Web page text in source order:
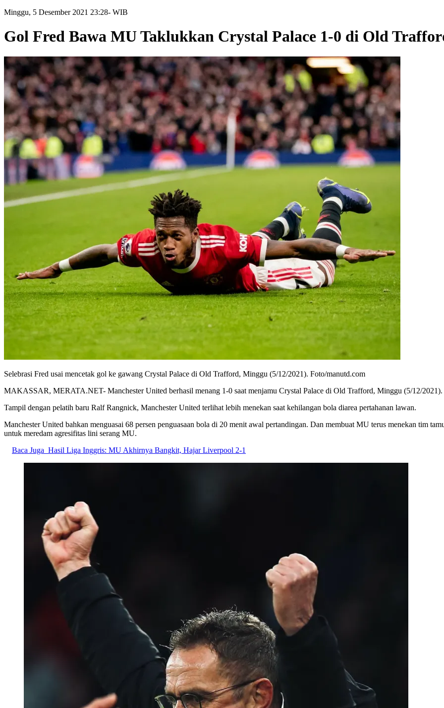
Minggu, 5 Desember 2021 23:28- WIB
Gol Fred Bawa MU Taklukkan Crystal Palace 1-0 di Old
Selebrasi Fred usai mencetak gol ke gawang Crystal Palace di Old Trafford, Minggu (5/12/2021). Foto/manutd.com
MAKASSAR, MERATA.NET- Manchester United berhasil menang 1-0 saat menjamu Crystal Palace di Old Trafford, Minggu (5/12/
Tampil dengan pelatih baru Ralf Rangnick, Manchester United terlihat lebih menekan saat kehilangan bola diarea pertahanan lawan.
Manchester United bahkan menguasai 68 persen penguasaan bola di 20 menit awal pertandingan. Dan membuat MU terus menekan tim
untuk meredam agresifitas lini serang MU.
Baca Juga Hasil Liga Inggris: MU Akhirnya Bangkit, Hajar Liverpool 2-1